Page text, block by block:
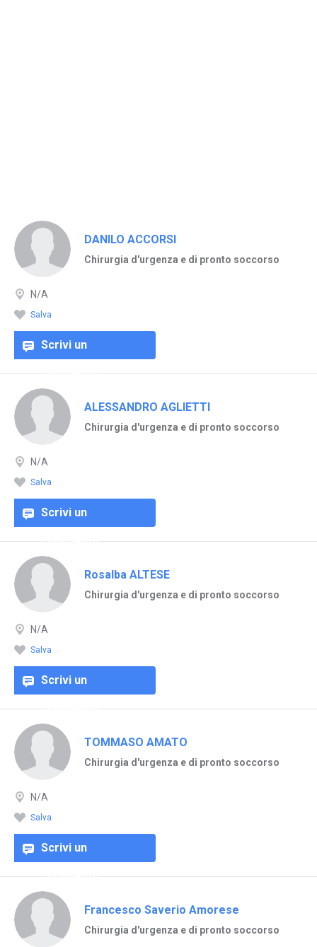
DANILO ACCORSI
Chirurgia d'urgenza e di pronto soccorso
N/A
Salva
Scrivi un
commento
ALESSANDRO AGLIETTI
Chirurgia d'urgenza e di pronto soccorso
N/A
Salva
Scrivi un
commento
Rosalba ALTESE
Chirurgia d'urgenza e di pronto soccorso
N/A
Salva
Scrivi un
commento
TOMMASO AMATO
Chirurgia d'urgenza e di pronto soccorso
N/A
Salva
Scrivi un
commento
Francesco Saverio Amorese
Chirurgia d'urgenza e di pronto soccorso